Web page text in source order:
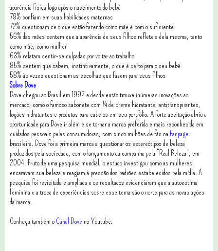
aparência física logo após o nascimento do bebê
79% confiam em suas habilidades maternas
72% questionam se o que estão fazendo como mãe é bom o suficiente
56% das mães sentem que a aparência de seus filhos reflete a dela mesma, tanto
como mãe, como mulher
63% relatam sentir-se culpadas por voltar ao trabalho
85% sentem que sabem, instintivamente, o que é certo para o seu bebê
58% às vezes questionam as escolhas que fazem para seus filhos
Sobre Dove
Dove chegou ao Brasil em 1992 e desde então trouxe inúmeras inovações ao
mercado, como o famoso sabonete com ¼ de creme hidratante, antitranspirantes,
loções hidratantes e produtos para cabelos em seu portfólio. A forte aceitação abriu a
oportunidade para Dove ir além e se tornar a marca preferida e mais reconhecida em
cuidados pessoais pelas consumidoras, com cinco milhões de fãs na Fanpage
brasileira. Dove foi a primeira marca a questionar os estereótipos de beleza
produzidos pela sociedade, com o lançamento da campanha pela “Real Beleza", em
2004. Fruto de uma pesquisa mundial, o estudo investigou como as mulheres
encaravam sua beleza e reagiam à pressão dos padrões estabelecidos pela mídia. A
pesquisa foi revisitada e ampliada e os resultados evidenciaram que a autoestima
feminina e a troca de experiências sobre esse tema são o norte para as novas ações
da marca.
Conheça também o Canal Dove no Youtube.